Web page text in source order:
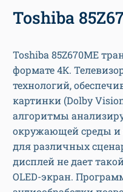
Toshiba
Toshiba 85Z670ME
формате 4К.
технологий,
картинки (Dolby
алгоритмы
окружающей среды и
для различных
дисплей не дает
OLED-экран.